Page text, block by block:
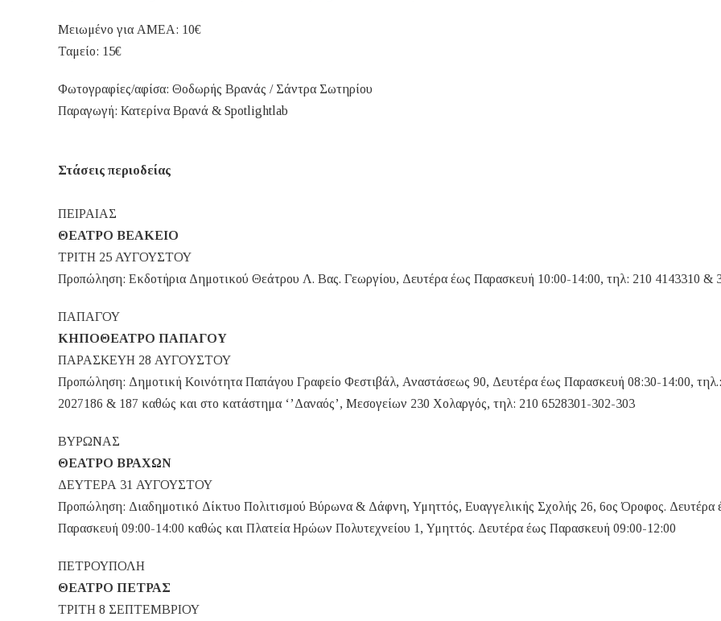
Μειωμένο για ΑΜΕΑ: 10€
Ταμείο: 15€
Φωτογραφίες/αφίσα: Θοδωρής Βρανάς / Σάντρα Σωτηρίου
Παραγωγή: Κατερίνα Βρανά & Spotlightlab
Στάσεις περιοδείας
ΠΕΙΡΑΙΑΣ
ΘΕΑΤΡΟ ΒΕΑΚΕΙΟ
ΤΡΙΤΗ 25 ΑΥΓΟΥΣΤΟΥ
Προπώληση: Εκδοτήρια Δημοτικού Θεάτρου Λ. Βας. Γεωργίου, Δευτέρα έως Παρασκευή 10:00-14:00, τηλ: 210 4143310 &
ΠΑΠΑΓΟΥ
ΚΗΠΟΘΕΑΤΡΟ ΠΑΠΑΓΟΥ
ΠΑΡΑΣΚΕΥΗ 28 ΑΥΓΟΥΣΤΟΥ
Προπώληση: Δημοτική Κοινότητα Παπάγου Γραφείο Φεστιβάλ, Αναστάσεως 90, Δευτέρα έως Παρασκευή 08:30-14:00,
2027186 & 187 καθώς και στο κατάστημα ‘’Δαναός’, Μεσογείων 230 Χολαργός, τηλ: 210 6528301-302-303
ΒΥΡΩΝΑΣ
ΘΕΑΤΡΟ ΒΡΑΧΩΝ
ΔΕΥΤΕΡΑ 31 ΑΥΓΟΥΣΤΟΥ
Προπώληση: Διαδημοτικό Δίκτυο Πολιτισμού Βύρωνα & Δάφνη, Υμηττός, Ευαγγελικής Σχολής 26, 6ος Όροφος. Δευτέρα
Παρασκευή 09:00-14:00 καθώς και Πλατεία Ηρώων Πολυτεχνείου 1, Υμηττός. Δευτέρα έως Παρασκευή 09:00-12:00
ΠΕΤΡΟΥΠΟΛΗ
ΘΕΑΤΡΟ ΠΕΤΡΑΣ
ΤΡΙΤΗ 8 ΣΕΠΤΕΜΒΡΙΟΥ